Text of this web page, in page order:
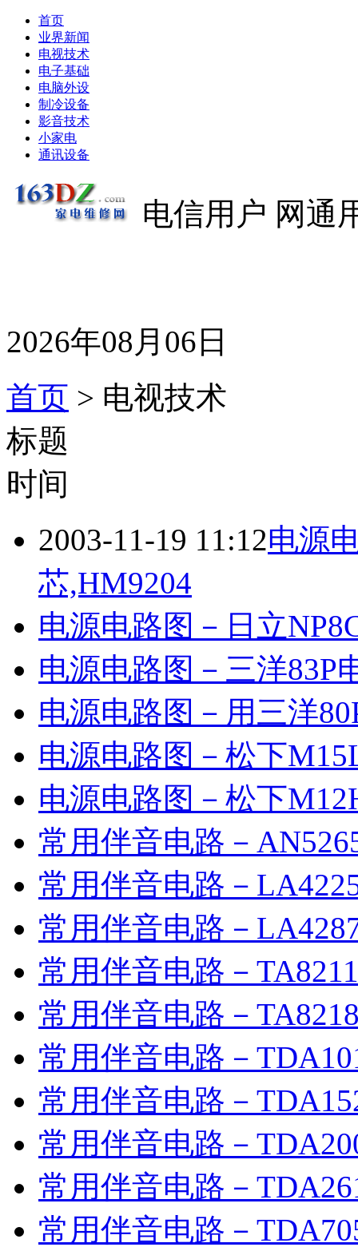
首页
业界新闻
电视技术
电子基础
电脑外设
制冷设备
影音技术
小家电
通讯设备
电信用户 网通
2026年08月06日
首页 > 电视技术
标题
时间
2003-11-19 11:12电源
芯,HM9204
电源电路图－日立
电源电路图－三洋83P
电源电路图－用三洋
电源电路图－松下
电源电路图－松下
常用伴音电路－
常用伴音电路－
常用伴音电路－
常用伴音电路－
常用伴音电路－
常用伴音电路－
常用伴音电路－
常用伴音电路－
常用伴音电路－
常用伴音电路－